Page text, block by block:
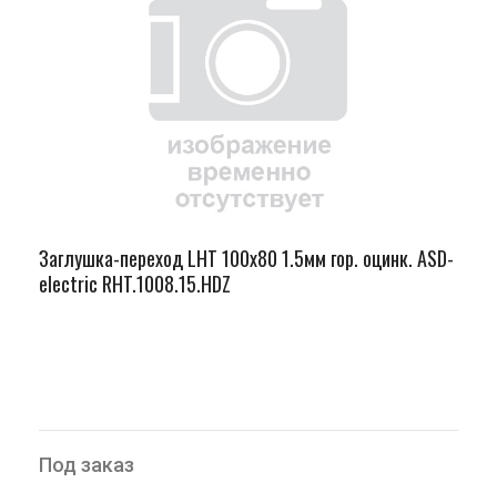
Заглушка-переход LHT 100х80 1.5мм гор. оцинк. ASD-
electric RHT.1008.15.HDZ
Под заказ